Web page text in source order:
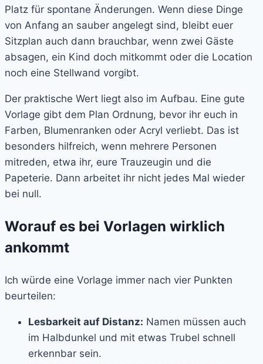
Platz für spontane Änderungen. Wenn diese Dinge
von Anfang an sauber angelegt sind, bleibt euer
Sitzplan auch dann brauchbar, wenn zwei Gäste
absagen, ein Kind doch mitkommt oder die Location
noch eine Stellwand vorgibt.
Der praktische Wert liegt also im Aufbau. Eine gute
Vorlage gibt dem Plan Ordnung, bevor ihr euch in
Farben, Blumenranken oder Acryl verliebt. Das ist
besonders hilfreich, wenn mehrere Personen
mitreden, etwa ihr, eure Trauzeugin und die
Papeterie. Dann arbeitet ihr nicht jedes Mal wieder
bei null.
Worauf es bei Vorlagen wirklich
ankommt
Ich würde eine Vorlage immer nach vier Punkten
beurteilen:
Lesbarkeit auf Distanz: Namen müssen auch
im Halbdunkel und mit etwas Trubel schnell
erkennbar sein.